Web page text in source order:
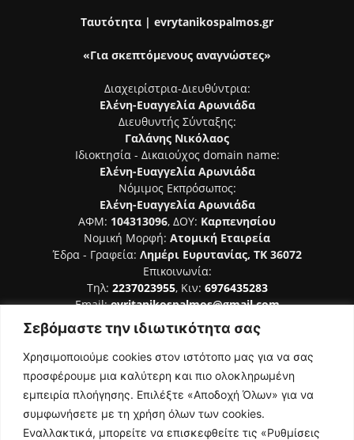
Σεβόμαστε την ιδιωτικότητα σας
Χρησιμοποιούμε cookies στον ιστότοπο μας για να σας
προσφέρουμε μια καλύτερη και πιο ολοκληρωμένη
εμπειρία πλοήγησης. Επιλέξτε «Αποδοχή Όλων» για να
συμφωνήσετε με τη χρήση όλων των cookies.
Εναλλακτικά, μπορείτε να επισκεφθείτε τις «Ρυθμίσεις
Ταυτότητα | evrytanikospalmos.gr
«Για σκεπτόμενους αναγνώστες»
Διαχειρίστρια-Διευθύντρια:
Ελένη-Ευαγγελία Αρωνιάδα
Διευθυντής Σύνταξης:
Γαλάνης Νικόλαος
Ιδιοκτησία - Δικαιούχος domain name:
Ελένη-Ευαγγελία Αρωνιάδα
Νόμιμος Εκπρόσωπος:
Ελένη-Ευαγγελία Αρωνιάδα
ΑΦΜ: 104313096, ΔΟΥ: Καρπενησίου
Νομική Μορφή: Ατομική Εταιρεία
Έδρα - Γραφεία: Λημέρι Ευρυτανίας, ΤΚ 36072
Επικοινωνία:
Τηλ: 2237023955, Κιν: 6976435283
Email:evritanikospalmos@gmail.com
ΑΚΟΛΟΥΘΗΣΕ ΜΑΣ